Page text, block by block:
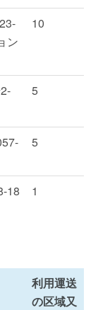
ン
10
5
5
18 1
利用運送
の区域又